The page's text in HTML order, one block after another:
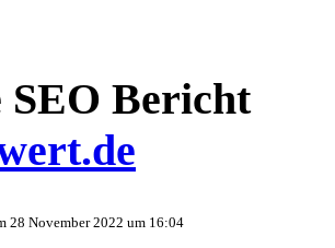
SEO Bericht
28 November 2022 um 16:04